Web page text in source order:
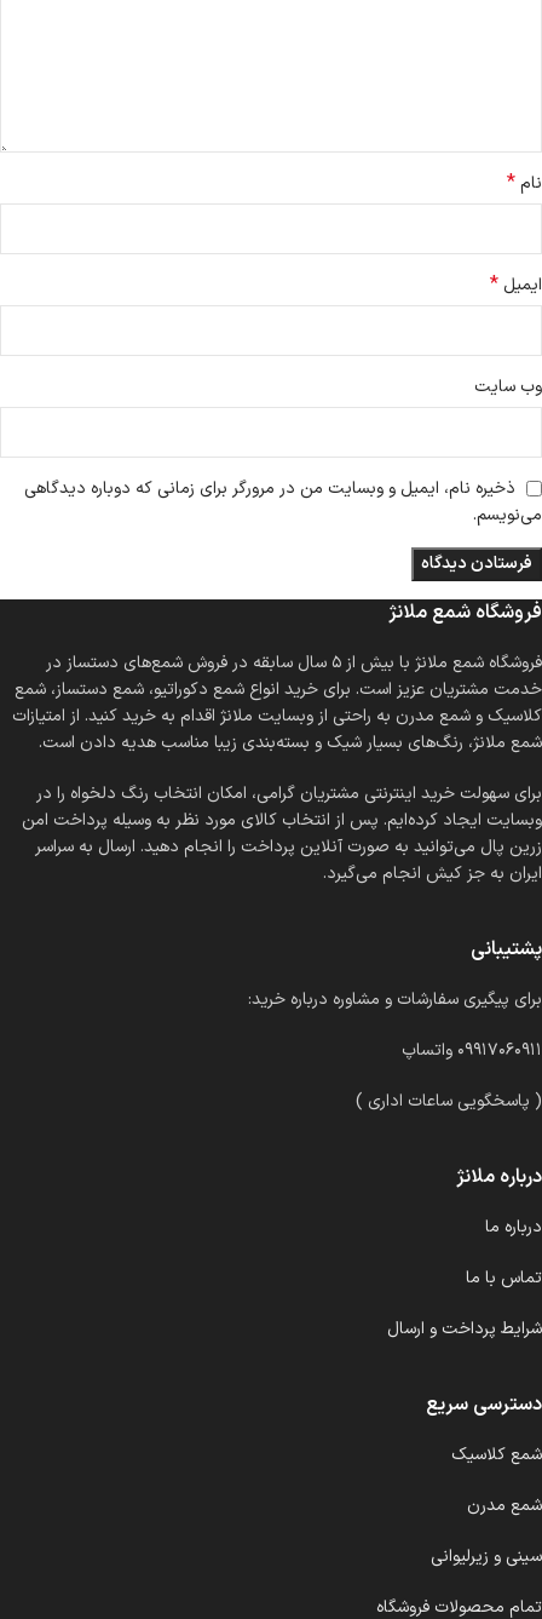
نام*
ایمیل *
وب‌ سایت
ذخیره نام، ایمیل و وبسایت من در مرورگر برای زمانی که دوباره دیدگاهی
می‌نویسم.
فروشگاه شمع ملانژ
فروشگاه شمع ملانژ با بیش از ۵ سال سابقه در فروش شمع‌های دستساز در
خدمت مشتریان عزیز است. برای خرید انواع شمع دکوراتیو، شمع دستساز، شمع
کلاسیک و شمع مدرن به راحتی از وبسایت ملانژ اقدام به خرید کنید. از امتیازات
شمع ملانژ، رنگ‌های بسیار شیک و بسته‌بندی زیبا مناسب هدیه دادن است.
برای سهولت خرید اینترنتی مشتریان گرامی، امکان انتخاب رنگ دلخواه را در
وبسایت ایجاد کرده‌ایم. پس از انتخاب کالای مورد نظر به وسیله پرداخت امن
زرین پال می‌توانید به صورت آنلاین پرداخت را انجام دهید. ارسال به سراسر
ایران به جز کیش انجام می‌گیرد.
پشتیبانی
برای پیگیری سفارشات و مشاوره درباره خرید:
۰۹۹۱۷۰۶۰۹۱۱ واتساپ
( پاسخگویی ساعات اداری )
درباره ملانژ
درباره ما
تماس با ما
شرایط پرداخت و ارسال
دسترسی سریع
شمع کلاسیک
شمع مدرن
سینی و زیرلیوانی
تمام محصولات فروشگاه